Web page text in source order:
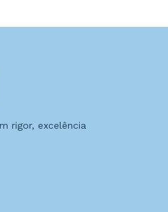
rigor, excelência